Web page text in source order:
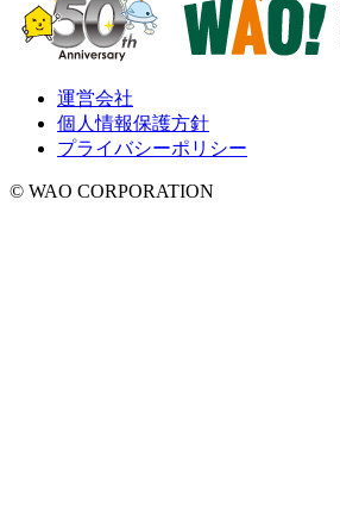
運営会社
個人情報保護方針
プライバシーポリシー
© WAO CORPORATION